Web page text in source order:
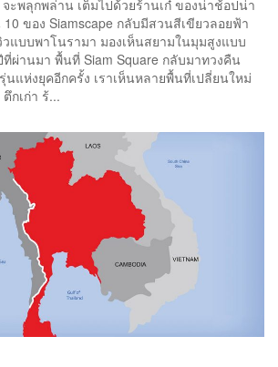
จะพลุกพล่าน เต็มไปด้วยร้านเก๋ ของน่าช้อปน่า
ของ Siamscape กลับมีสวนสีเขียวลอยฟ้า
แบบพาโนรามา มองเห็นสยามในมุมสูงแบบ
ผ่านมา พื้นที่ Siam Square กลับมาทวงคืน
แห่งยุคอีกครั้ง เราเห็นหลายพื้นที่เปลี่ยนใหม่
กเก่า ร้...